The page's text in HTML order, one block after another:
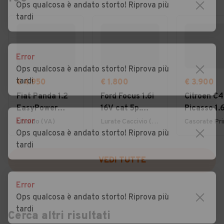
€ 4.950
Fiat Panda 1.2
EasyPower
Lounge
Uboldo (VA)
€ 1.800
Ford Focus 1.6i
16V cat 5p.
Ambiente
Lurate Caccivio (CO)
€ 3.900
Citroen C4
Picasso
7posti
VEDI TUTTE
Cerca altri risultati
Ops qualcosa è andato storto! Riprova più
tardi
Error
Ops qualcosa è andato storto! Riprova più
tardi
Error
Ops qualcosa è andato storto! Riprova più
tardi
Error
Ops qualcosa è andato storto! Riprova più
tardi